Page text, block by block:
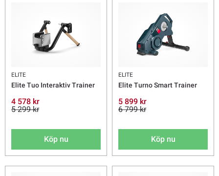
ELITE
Elite Tuo Interaktiv Trainer
4 578 kr
5 299 kr
Köp nu
ELITE
Elite Turno Smart Trainer
5 899 kr
6 799 kr
Köp nu